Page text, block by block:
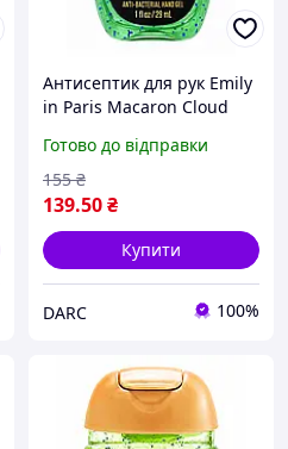
Антисептик для рук Emily
in Paris Macaron Cloud
мл
Готово до відправки
139.50₴
155 ₴
Купити
DARC 100%